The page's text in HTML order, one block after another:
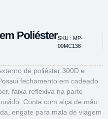
PoliésterSKU : MP-
00MC138
de poliéster 300D e
fechamento em cadeado
faixa reflexiva na parte
Conta com alça de mão
engate para mala de viagem